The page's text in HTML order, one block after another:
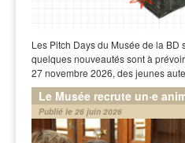
Les Pitch Days du Musée de la BD
quelques nouveautés sont à
27 novembre 2026, des jeunes
Le Musée recrute un·e
Publié le 26 juin 2026